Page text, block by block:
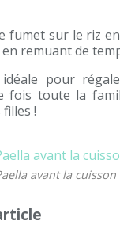
fumet sur le riz
remuant de
pour
fois toute la
!
avant la cuisson